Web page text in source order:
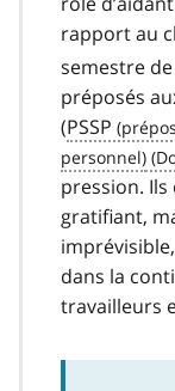
rapport au
semestre de
préposés
(PSSP
pression.
gratifiant,
dans la
travailleurs